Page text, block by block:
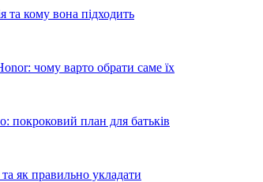
та кому вона підходить
чому варто обрати саме їх
покроковий план для батьків
як правильно укладати